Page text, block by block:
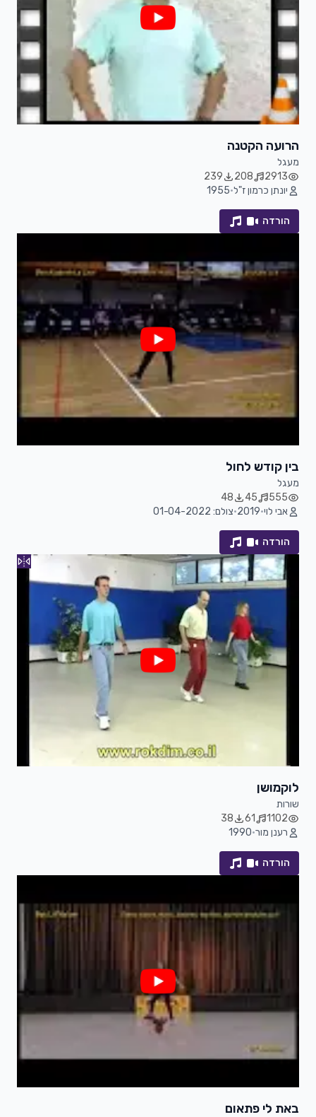
הרועה הקטנה
מעגל
2913
208
239
יונתן כרמון ז"ל•
1955
הורדה
בין קודש לחול
מעגל
555
45
48
אבי לוי•
2019
•צולם: 01-04-2022
הורדה
לוקמושן
שורות
1102
61
38
רענן מור•
1990
הורדה
באת לי פתאום